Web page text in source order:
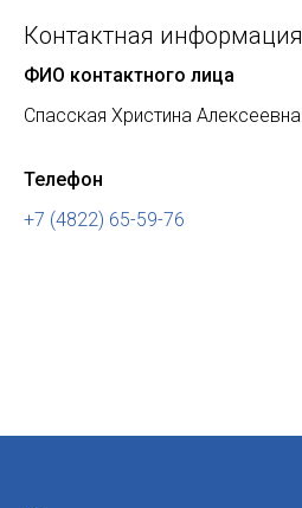
Контактная информация
ФИО контактного лица
Спасская Христина Алексеевна
Телефон
+7 (4822) 65-59-76